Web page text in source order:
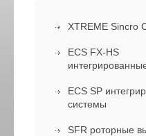
XTREME Sincro
ECS FX-HS
ECS SP
системы
SFR роторные